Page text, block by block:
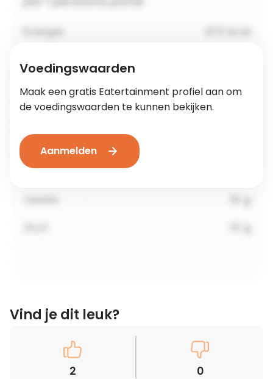
Voedingswaarden
Maak een gratis Eatertainment profiel aan om
de voedingswaarden te kunnen bekijken.
Aanmelden
Vind je dit leuk?
2 0